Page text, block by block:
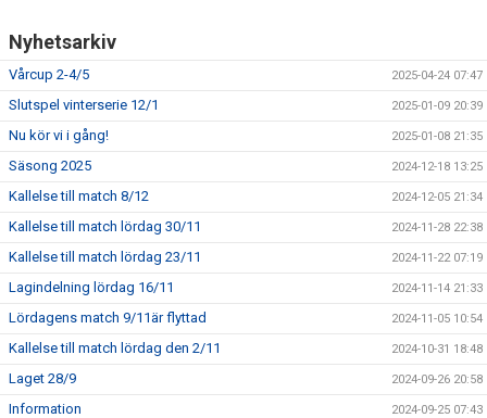
Nyhetsarkiv
Vårcup 2-4/5 2025-04-24 07:47
Slutspel vinterserie 12/1 2025-01-09 20:39
Nu kör vi i gång! 2025-01-08 21:35
Säsong 2025 2024-12-18 13:25
Kallelse till match 8/12 2024-12-05 21:34
Kallelse till match lördag 30/11 2024-11-28 22:38
Kallelse till match lördag 23/11 2024-11-22 07:19
Lagindelning lördag 16/11 2024-11-14 21:33
Lördagens match 9/11är flyttad 2024-11-05 10:54
Kallelse till match lördag den 2/11 2024-10-31 18:48
Laget 28/9 2024-09-26 20:58
Information 2024-09-25 07:43